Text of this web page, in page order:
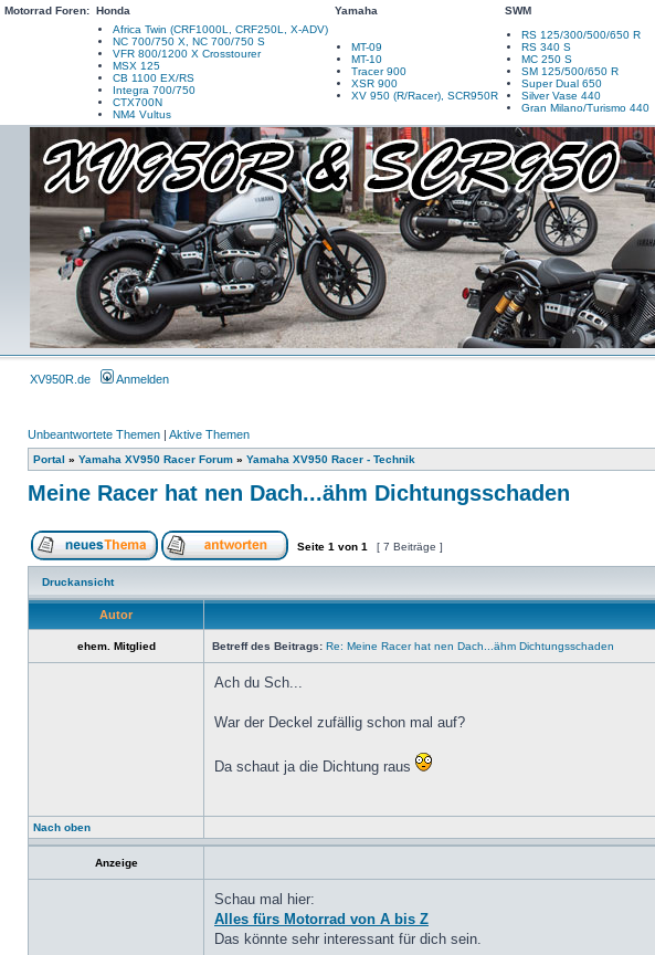
Motorrad Foren: Honda Yamaha SWM
Africa Twin (CRF1000L, CRF250L, X-ADV)
NC 700/750 X, NC 700/750 S
VFR 800/1200 X Crosstourer
MSX 125
CB 1100 EX/RS
Integra 700/750
CTX700N
NM4 Vultus
MT-09
MT-10
Tracer 900
XSR 900
XV 950 (R/Racer), SCR950R
RS 125/300/500/650 R
RS 340 S
MC 250 S
SM 125/500/650 R
Super Dual 650
Silver Vase 440
Gran Milano/Turismo 440
XV950R.de Anmelden
Unbeantwortete Themen | Aktive Themen
Portal » Yamaha XV950 Racer Forum » Yamaha XV950 Racer - Technik
Meine Racer hat nen Dach...ähm Dichtungsschaden
Seite 1 von 1 [ 7 Beiträge ]
Druckansicht
Autor
ehem. Mitglied Betreff des Beitrags: Re: Meine Racer hat nen Dach...ähm Dichtungsschaden
Ach du Sch...
War der Deckel zufällig schon mal auf?
Da schaut ja die Dichtung raus
Nach oben
Anzeige
Schau mal hier:
Alles fürs Motorrad von A bis Z
Das könnte sehr interessant für dich sein.